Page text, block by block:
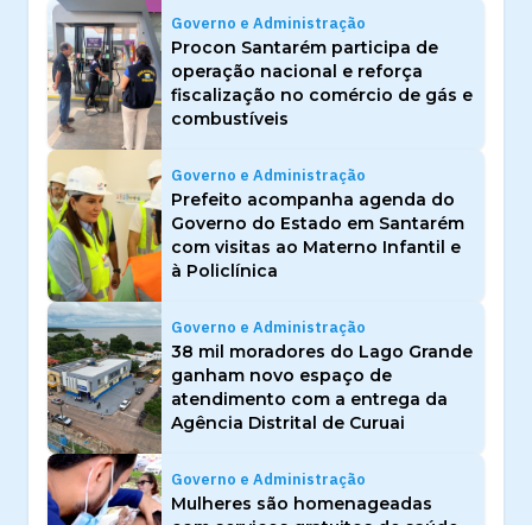
Governo e Administração
Procon Santarém participa de
operação nacional e reforça
fiscalização no comércio de gás e
combustíveis
Governo e Administração
Prefeito acompanha agenda do
Governo do Estado em Santarém
com visitas ao Materno Infantil e
à Policlínica
Governo e Administração
38 mil moradores do Lago Grande
ganham novo espaço de
atendimento com a entrega da
Agência Distrital de Curuai
Governo e Administração
Mulheres são homenageadas